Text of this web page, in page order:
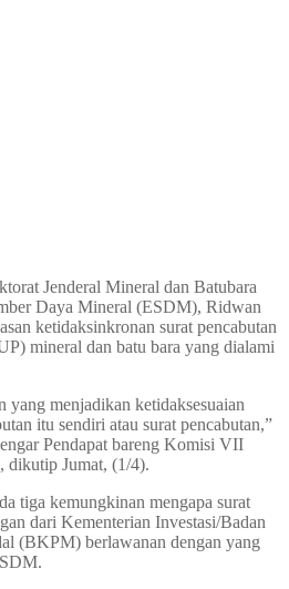
Jenderal Mineral dan Batubara
Daya Mineral (ESDM), Ridwan
ketidaksinkronan surat pencabutan
mineral dan batu bara yang dialami
yang menjadikan ketidaksesuaian
itu sendiri atau surat pencabutan,”
Pendapat bareng Komisi VII
dikutip Jumat, (1/4).
tiga kemungkinan mengapa surat
dari Kementerian Investasi/Badan
(BKPM) berlawanan dengan yang